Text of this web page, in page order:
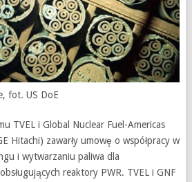
fot. US DoE
TVEL i Global Nuclear Fuel-Americas
Hitachi) zawarły umowę o współpracy w
i wytwarzaniu paliwa dla
reaktory PWR. TVEL i GNF